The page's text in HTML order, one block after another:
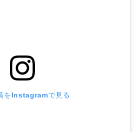
をInstagramで見る